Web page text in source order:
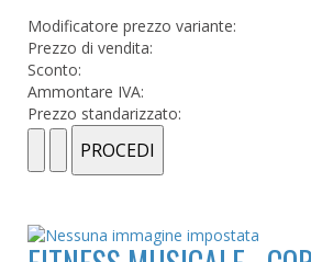
Modificatore prezzo variante:
Prezzo di vendita:
Sconto:
Ammontare IVA:
Prezzo standarizzato: